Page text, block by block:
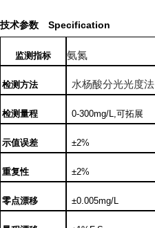
技术参数 Specification
监测指标 氨氮
检测方法 水杨酸分光光度法
检测量程 0-300mg/L, 可拓展
示值误差 ±2%
重复性 ±2%
零点漂移 ±0.005mg/L